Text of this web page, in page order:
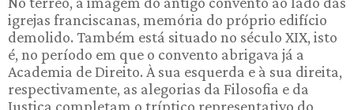
igrejas franciscanas, memória do próprio edifício
demolido. Também está situado no século XIX, isto
é, no período em que o convento abrigava já a
Academia de Direito. À sua esquerda e à sua direita,
respectivamente, as alegorias da Filosofia e da
Justiça completam o tríptico representativo do